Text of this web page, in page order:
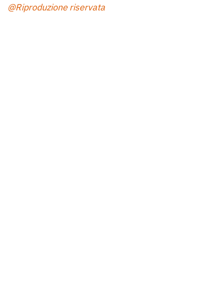
@Riproduzione riservata